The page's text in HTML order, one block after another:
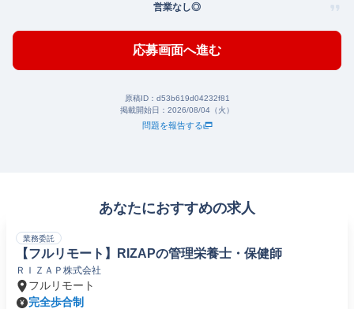
営業なし◎
応募画面へ進む
原稿ID： d53b619d04232f81
掲載開始日： 2026/08/04（火）
問題を報告する
あなたにおすすめの求人
業務委託
【フルリモート】RIZAPの管理栄養士・保健師
ＲＩＺＡＰ株式会社
フルリモート
完全歩合制